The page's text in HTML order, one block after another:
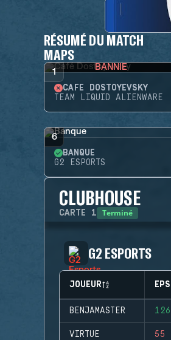
RÉSUMÉ DU MATCH
MAPS
1 BANNIE
CAFÉ DOSTOYEVSKY
TEAM LIQUID ALIENWARE
6
BANQUE
G2 ESPORTS
CLUBHOUSE
CARTE 1 Terminé
G2 ESPORTS
JOUEUR EPS
BENJAMASTER 126
VIRTUE 55